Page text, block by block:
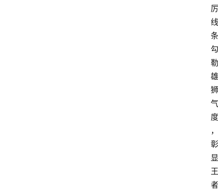
厉
线
条
勾
勒
雄
狮
气
度
，
彰
显
王
者